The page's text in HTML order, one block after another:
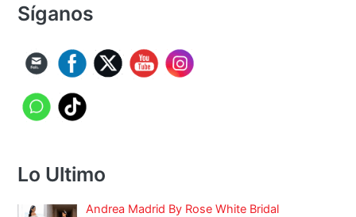
Síganos
Lo Ultimo
Andrea Madrid By Rose White Bridal